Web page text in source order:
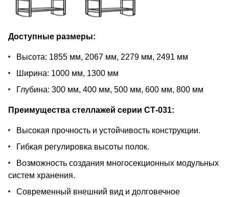
Доступные размеры:
Высота: 1855 мм, 2067 мм, 2279 мм, 2491 мм
Ширина: 1000 мм, 1300 мм
Глубина: 300 мм, 400 мм, 500 мм, 600 мм, 800 мм
Преимущества стеллажей серии СТ-031:
Высокая прочность и устойчивость конструкции.
Гибкая регулировка высоты полок.
Возможность создания многосекционных модульных
систем хранения.
Современный внешний вид и долговечное